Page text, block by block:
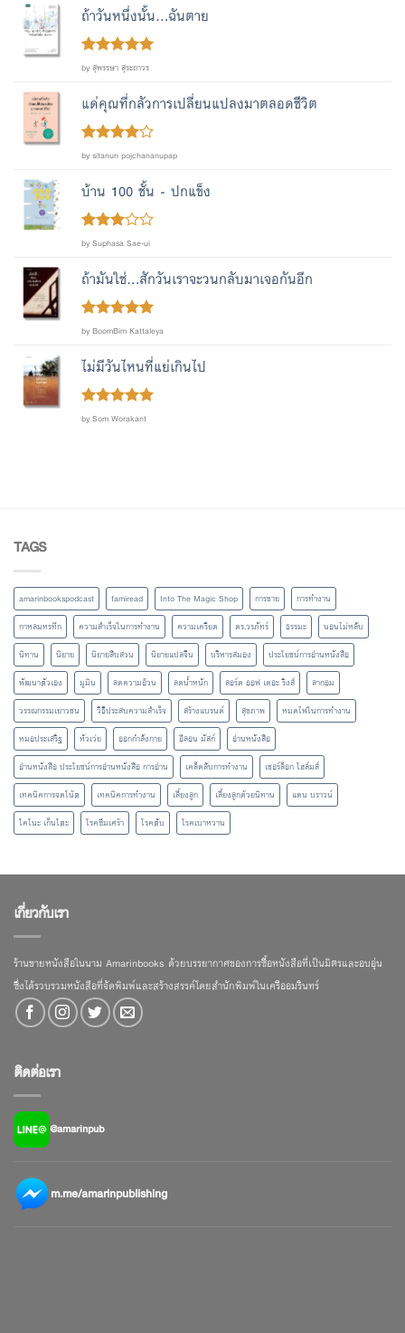
ถ้าวันหนึ่งนั้น...ฉันตาย
Rated 5out
by สุพรรษา สุระถาวร
แด่คุณที่กลัวการเปลี่ยนแปลงมาตลอดชีวิต
Rated4
by sitanun pojchananupap
บ้าน 100 ชั้น - ปกแข็ง
Rated
of 5
by Suphasa Sae-ui
ถ้ามันใช่...สักวันเราจะวนกลับมาเจอกันอีก
Rated5out
by BoomBim Kattaleya
ไม่มีวันไหนที่แย่เกินไป
Rated5out
by Som Worakant
TAGS
amarinbookspodcast famiread Into The Magic Shop การขาย
การทำงาน
กาหลมหรทึก
ความสำเร็จในการทำงาน ความเครียด ดร.วรภัทร์ ธรรมะ
นอนไม่หลับ
นิทาน
นิยาย นิยายสืบสวน นิยายแปลจีน บริหารสมอง
ประโยชน์การอ่านหนังสือ
พัฒนาตัวเอง
มูมิน ลดความอ้วน ลดน้ำหนัก ลอร์ด ออฟ เดอะ ริงส์
ลากอม
วรรณกรรมเยาวชน
วิธีประสบความสำเร็จ สร้างแบรนด์ สุขภาพ
หมดไฟในการทำงาน
หมอประเสริฐ
หัวเว่ย ออกกำลังกาย อีลอน มัสก์
อ่านหนังสือ
อ่านหนังสือ ประโยชน์การอ่านหนังสือ การอ่าน
เคล็ดลับการทำงาน
เชอร์ล็อก โฮล์มส์
เทคนิคการจดโน้ต
เทคนิคการทำงาน เลี้ยงลูก เลี้ยงลูกด้วยนิทาน
แดน บราวน์
โคโนะ เก็นโตะ
โรคซึมเศร้า โรคตับ โรคเบาหวาน
เกี่ยวกับเรา
ร้านขายหนังสือในนาม Amarinbooks ด้วยบรรยากาศของการซื้อหนังสือที่เป็นมิตรและอบอุ่น
ซึ่งได้รวบรวมหนังสือที่จัดพิมพ์และสร้างสรรค์โดยสำนักพิมพ์ในเครืออมรินทร์
ติดต่อเรา
@amarinpub
m.me/amarinpublishing